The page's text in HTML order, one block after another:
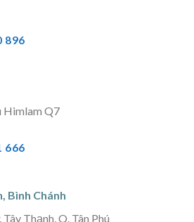
896
Himlam Q7
666
Bình Chánh
Thạnh, Q. Tân Phú